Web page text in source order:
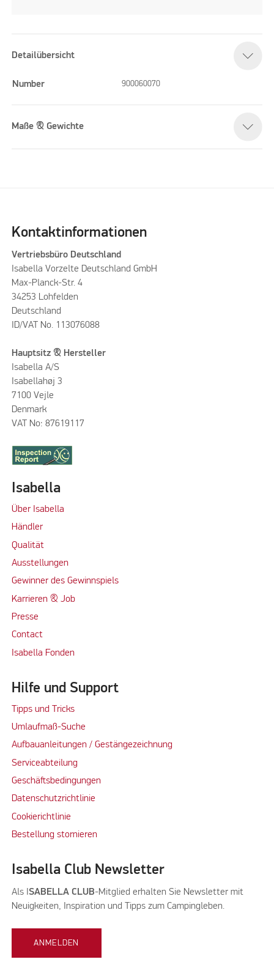
Detailübersicht
Number 900060070
Maße & Gewichte
Kontaktinformationen
Vertriebsbüro Deutschland
Isabella Vorzelte Deutschland GmbH
Max-Planck-Str. 4
34253 Lohfelden
Deutschland
ID/VAT No. 113076088
Hauptsitz & Hersteller
Isabella A/S
Isabellahøj 3
7100 Vejle
Denmark
VAT No: 87619117
Isabella
Über Isabella
Händler
Qualität
Ausstellungen
Gewinner des Gewinnspiels
Karrieren & Job
Presse
Contact
Isabella Fonden
Hilfe und Support
Tipps und Tricks
Umlaufmaß-Suche
Aufbauanleitungen / Gestängezeichnung
Serviceabteilung
Geschäftsbedingungen
Datenschutzrichtlinie
Cookierichtlinie
Bestellung stornieren
Isabella Club Newsletter
Als ISABELLA CLUB-Mitglied erhalten Sie Newsletter mit
Neuigkeiten, Inspiration und Tipps zum Campingleben.
ANMELDEN